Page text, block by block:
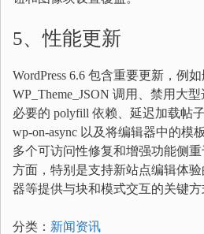
5、性能更新
WordPress 6.6 包含重要更新，例
WP_Theme_JSON 调用、禁用大
必要的 polyfill 依赖、延迟加载帖
wp-on-async 以及将编辑器中的模
多个可访问性修复和增强功能侧重
方面，特别是支持新站点编辑体
器等提供与块和模式交互的关键方
分类： 新闻资讯